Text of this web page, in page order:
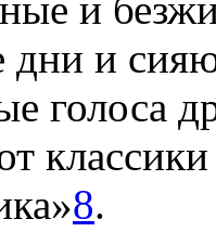
дни и
голоса
8.